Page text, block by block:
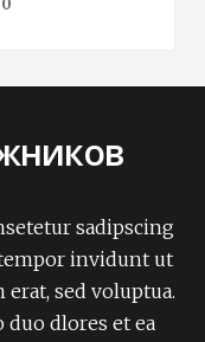
0
sadipscing
invidunt ut
sed voluptua.
duo dlores et ea